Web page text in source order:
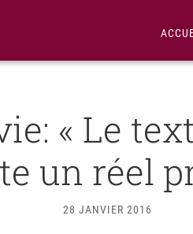
« Le
un réel
28 JANVIER 2016